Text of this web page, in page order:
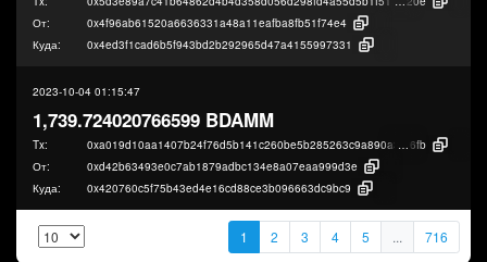
От:
0x4f96ab61520a6636331a48a11eafba8fb51f74e4
Куда:
0x4ed3f1cad6b5f943bd2b292965d47a4155997331
2023-10-04 01:15:47
1,739.724020766599 BDAMM
Tx:
6fb
От:
0xd42b63493e0c7ab1879adbc134e8a07eaa999d3e
Куда:
0x420760c5f75b43ed4e16cd88ce3b096663dc9bc9
1 2 3 4 5 ... 716